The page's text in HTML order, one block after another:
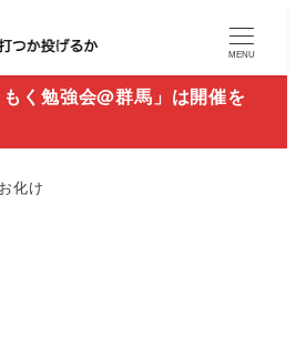
MENU
く勉強会@群馬」は開催を
お化け